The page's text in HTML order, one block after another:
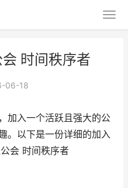
时间秩序者
06-18
加入一个活跃且强大的公
。以下是一份详细的加入
会 时间秩序者